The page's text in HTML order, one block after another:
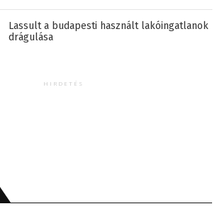
Lassult a budapesti használt lakóingatlanok
drágulása
HIRDETÉS